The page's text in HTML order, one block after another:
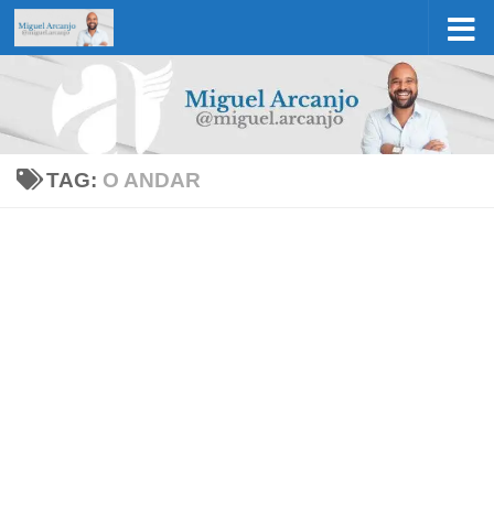
Skip to content
TAG: O ANDAR